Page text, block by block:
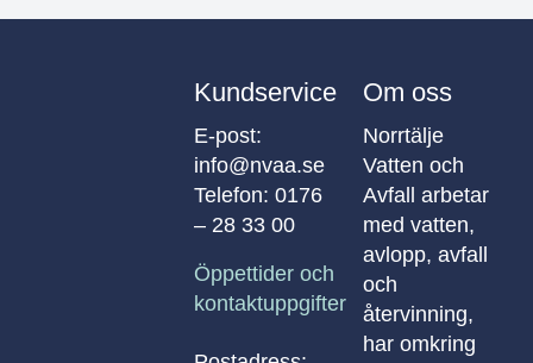
Kundservice
E-post:
info@nvaa.se
Telefon: 0176
– 28 33 00
Öppettider och
kontaktuppgifter
Om oss
Norrtälje
Vatten och
Avfall arbetar
med vatten,
avlopp, avfall
och
återvinning,
har omkring